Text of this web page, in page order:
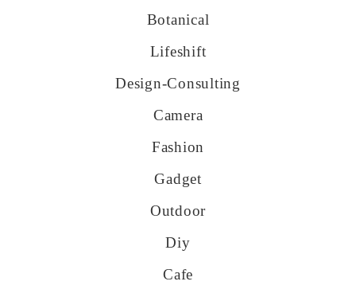
Botanical
Lifeshift
Design-Consulting
Camera
Fashion
Gadget
Outdoor
Diy
Cafe